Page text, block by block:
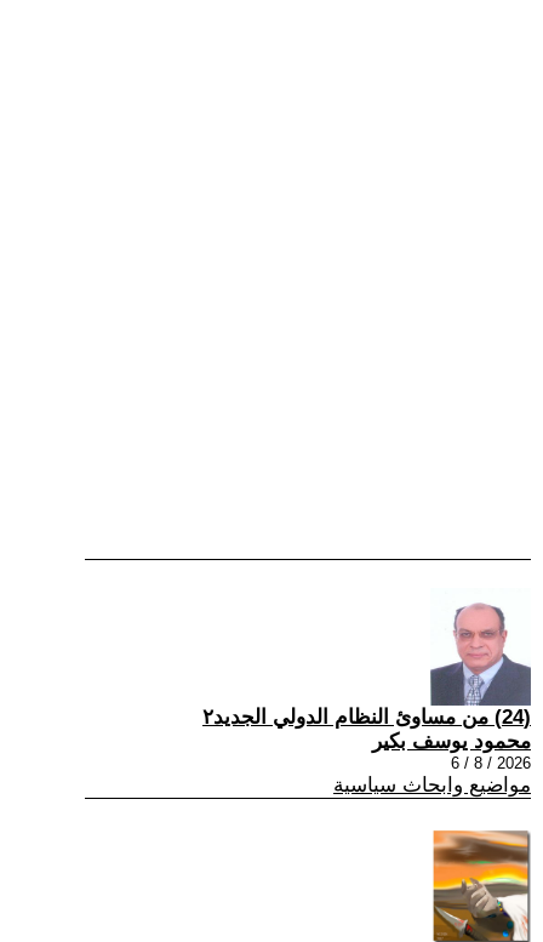
(24) من مساوئ النظام الدولي الجديد٢
محمود يوسف بكير
2026 / 8 / 6
مواضيع وابحاث سياسية